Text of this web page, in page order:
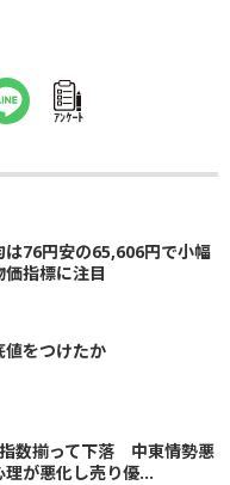
ｱﾝｹｰﾄ
は76円安の65,606円で小幅
指標に注目
値をつけたか
指数揃って下落 中東情勢悪
が悪化し売り優...